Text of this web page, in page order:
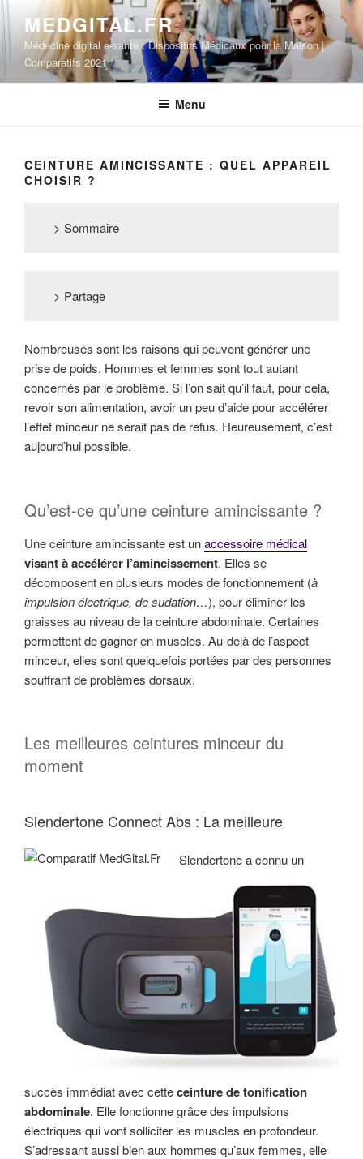
Aller
au
contenu
principal
MEDGITAL.FR
Médecine digital e-santé : Dispositifs Médicaux pour la Maison |
Comparatifs 2021
Menu
CEINTURE AMINCISSANTE : QUEL APPAREIL
CHOISIR ?
> Sommaire
> Partage
Nombreuses sont les raisons qui peuvent générer une
prise de poids. Hommes et femmes sont tout autant
concernés par le problème. Si l’on sait qu’il faut, pour cela,
revoir son alimentation, avoir un peu d’aide pour accélérer
l’effet minceur ne serait pas de refus. Heureusement, c’est
aujourd’hui possible.
Qu’est-ce qu’une ceinture amincissante ?
Une ceinture amincissante est unaccessoire médical
visant à accélérer l’amincissement. Elles se
décomposent en plusieurs modes de fonctionnement (à
impulsion électrique, de sudation…), pour éliminer les
graisses au niveau de la ceinture abdominale. Certaines
permettent de gagner en muscles. Au-delà de l’aspect
minceur, elles sont quelquefois portées par des personnes
souffrant de problèmes dorsaux.
Les meilleures ceintures minceur du
moment
Slendertone Connect Abs : La meilleure
Slendertone a connu un
succès immédiat avec cetteceinture de tonification
abdominale. Elle fonctionne grâce des impulsions
électriques qui vont solliciter les muscles en profondeur.
S’adressant aussi bien aux hommes qu’aux femmes, elle